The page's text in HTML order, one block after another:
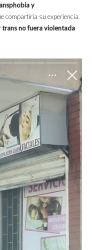
y
compartiría su experiencia.
no fuera violentada